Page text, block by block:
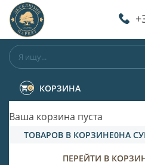
0 КОРЗИНА
Ваша корзина пуста
ТОВАРОВ В КОРЗИНЕ0НА
ПЕРЕЙТИ В